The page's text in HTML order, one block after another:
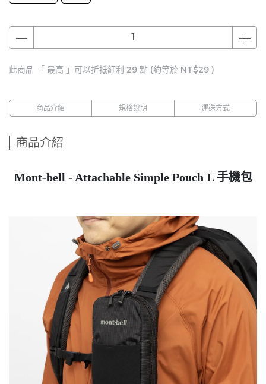
此商品 「 最高 」可以折抵紅利 29 點 (約等於 NT$29 )
商品介紹 規格說明 運送方式
商品介紹
Mont-bell - Attachable Simple Pouch L 手機包